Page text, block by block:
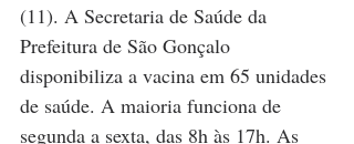
(11). A Secretaria de Saúde da
Prefeitura de São Gonçalo
disponibiliza a vacina em 65 unidades
de saúde. A maioria funciona de
segunda a sexta, das 8h às 17h. As